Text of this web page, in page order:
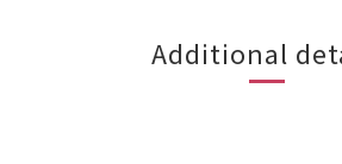
Additional